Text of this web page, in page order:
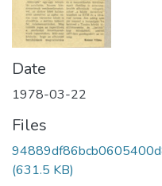
Date
1978-03-22
Files
(631.5 KB)